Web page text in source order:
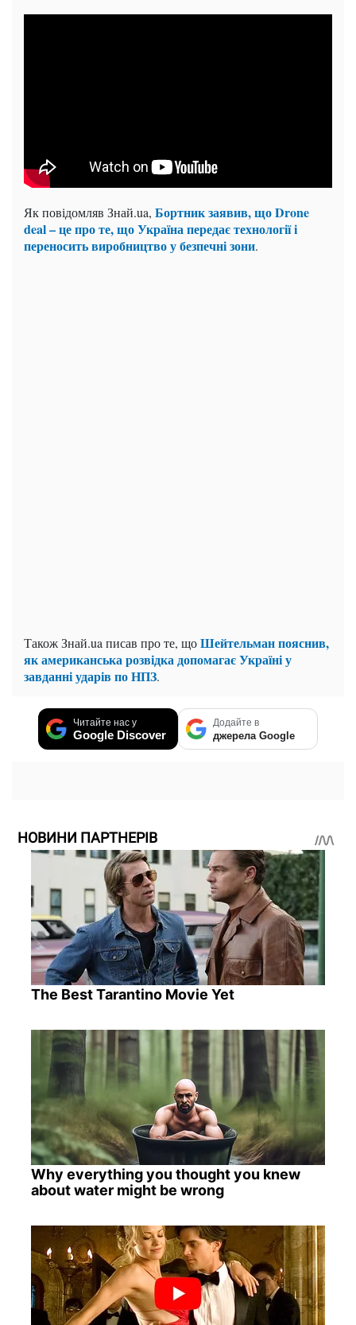
Як повідомляв Знай.ua, Бортник заявив, що Drone
deal – це про те, що Україна передає технології і
переносить виробництво у безпечні зони.
Також Знай.ua писав про те, щоШейтельман пояснив,
як американська розвідка допомагає Україні у
завданні ударів по НПЗ.
Читайте нас у
Google Discover
Додайте в
джерела Google
НОВИНИ ПАРТНЕРІВ
The Best Tarantino Movie Yet
Why everything you thought you knew
about water might be wrong